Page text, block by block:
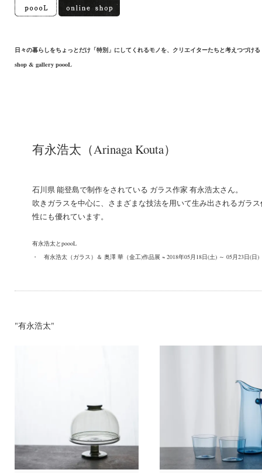
日々の暮らしをちょっとだけ「特別」にしてくれるモノを、クリエイターたちと考えつづける
shop & gallery poooL
有永浩太（Arinaga Kouta）
石川県 能登島で制作をされている ガラス作家 有永浩太さん。
吹きガラスを中心に、さまざまな技法を用いて生み出されるガラ
性にも優れています。
有永浩太とpoooL
・ 有永浩太（ガラス）＆ 奥澤 華（金工)作品展 ~ 2018年05月18日(土) ～ 05月23日(日)
"有永浩太"